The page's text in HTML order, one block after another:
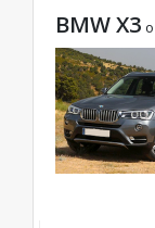
BMW X3